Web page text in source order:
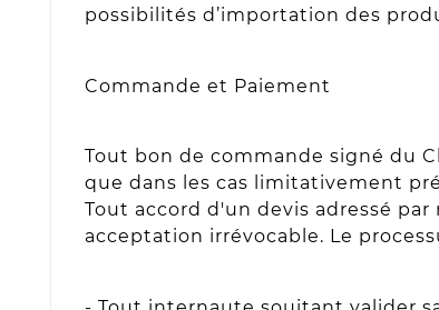
possibilités d’importation des
Commande et Paiement
Tout bon de commande signé du
que dans les cas limitativement
Tout accord d'un devis adressé
acceptation irrévocable. Le